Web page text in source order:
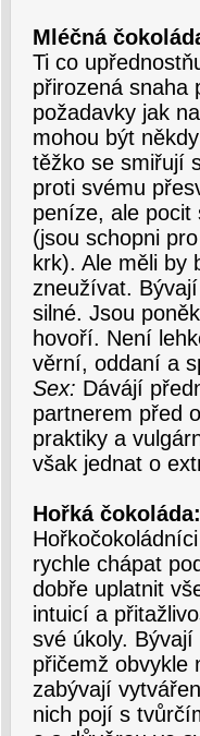
Mléčná
Ti co
přirozená snaha
požadavky jak
mohou být
těžko se smiřují
proti svému
peníze, ale pocit
(jsou schopni
krk). Ale měli by
zneužívat.
silné. Jsou
hovoří. Není
věrní, oddaní a
Sex: Dávájí
partnerem před
praktiky a
však jednat o
Hořká čokoláda:
rychle chápat
dobře uplatnit
intuicí a
své úkoly.
přičemž obvykle
zabývají
nich pojí s